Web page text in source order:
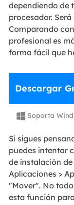
dependiendo de
procesador.
Comparando
profesional es
forma fácil que
Descargar
 Soporta
Si sigues
puedes intentar
de instalación
Aplicaciones >
"Mover". No
esta función